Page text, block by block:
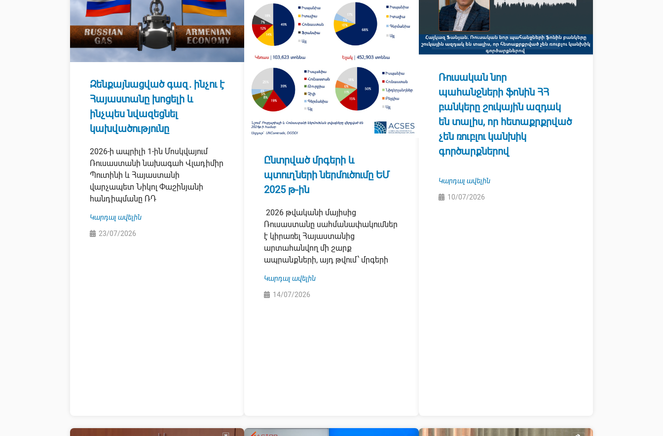
Զենքայնացված գազ. ինչու է
Հայաստանը խոցելի և
ինչպես նվազեցնել
կախվածությունը
2026-ի ապրիլի 1-ին Մոսկվայում
Ռուսաստանի նախագահ Վլադիմիր
Պուտինի և Հայաստանի
վարչապետ Նիկոլ Փաշինյանի
հանդիպմանը ՌԴ
Կարդալ ավելին
23/07/2026
Ընտրված մրգերի և
պտուղների ներմուծումը ԵՄ
2025 թ-ին
2026 թվականի մայիսից
Ռուսաստանը սահմանափակումներ
է կիրառել Հայաստանից
արտահանվող մի շարք
ապրանքների, այդ թվում՝ մրգերի
Կարդալ ավելին
14/07/2026
Ռուսական նոր
պահանջների ֆոնին ՀՀ
բանկերը շուկային ազդակ
են տալիս, որ հետաքրքրված
չեն ռուբլու կանխիկ
գործարքներով
Կարդալ ավելին
10/07/2026